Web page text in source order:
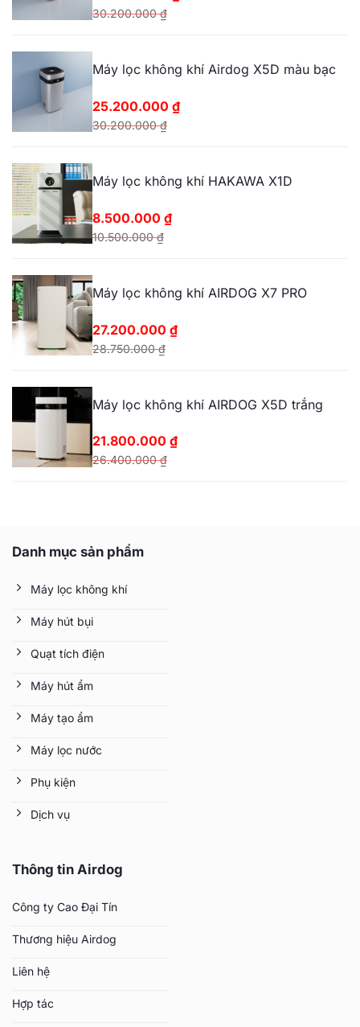
30.200.000₫
gốc
là:
hiện
tại
25.200.000 ₫.
Máy lọc không khí Airdog X5D màu bạc
30.200.000₫
gốc
là:
25.200.000 ₫
hiện
tại
25.200.000 ₫.
Máy lọc không khí HAKAWA X1D
10.500.000₫
gốc
là:
10.500.000 ₫.
8.500.000 ₫
hiện
tại
là:
8.500.000 ₫.
Máy lọc không khí AIRDOG X7 PRO
28.750.000₫
gốc
là:
28.750.000 ₫.
27.200.000 ₫
hiện
tại
là:
27.200.000 ₫.
Máy lọc không khí AIRDOG X5D trắng
26.400.000₫
21.800.000 ₫
21.800.000 ₫.
Danh mục sản phẩm
Máy lọc không khí
Máy hút bụi
Quạt tích điện
Máy hút ẩm
Máy tạo ẩm
Máy lọc nước
Phụ kiện
Dịch vụ
Thông tin Airdog
Công ty Cao Đại Tín
Thương hiệu Airdog
Liên hệ
Hợp tác